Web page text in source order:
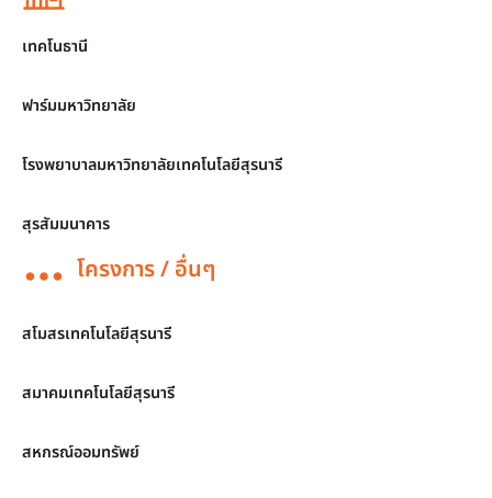
เทคโนธานี
ฟาร์มมหาวิทยาลัย
โรงพยาบาลมหาวิทยาลัยเทคโนโลยีสุรนารี
สุรสัมมนาคาร
โครงการ / อื่นๆ
สโมสรเทคโนโลยีสุรนารี
สมาคมเทคโนโลยีสุรนารี
สหกรณ์ออมทรัพย์